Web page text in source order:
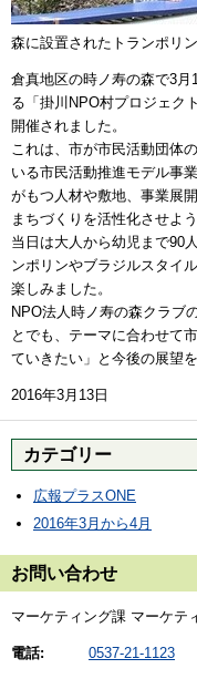
森に設置されたトランポリ
倉真地区の時ノ寿の森で3月
る「掛川NPO村プロジェク
開催されました。
これは、市が市民活動団体
いる市民活動推進モデル事
がもつ人材や敷地、事業展
まちづくりを活性化させよ
当日は大人から幼児まで90
ンポリンやブラジルスタイ
楽しみました。
NPO法人時ノ寿の森クラブ
とでも、テーマに合わせて
ていきたい」と今後の展望を
2016年3月13日
カテゴリー
広報プラスONE
2016年3月から4月
お問い合わせ
マーケティング課 マーケテ
電話: 0537-21-1123